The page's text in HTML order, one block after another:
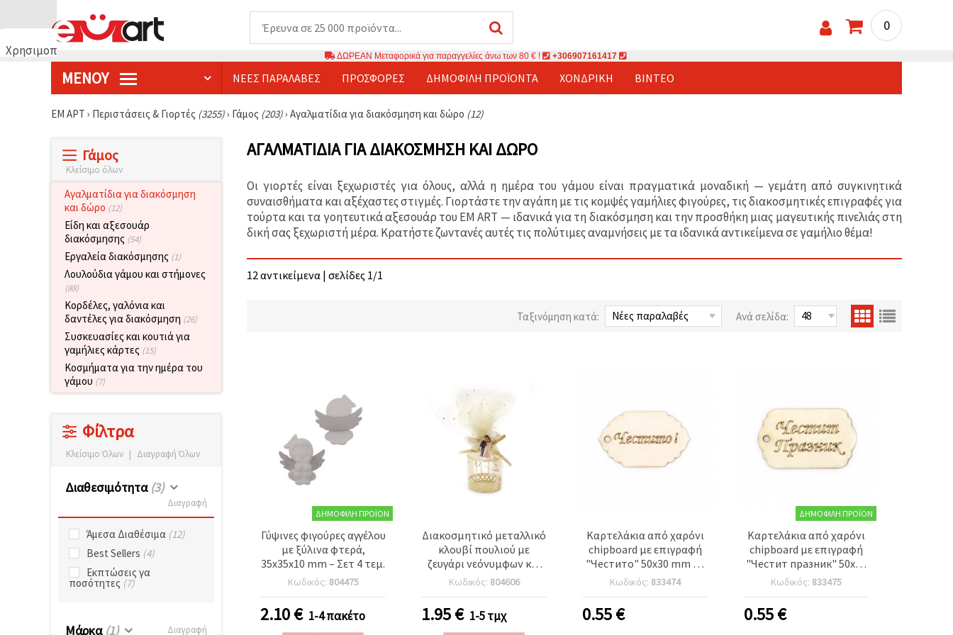
Χρησιμοποιούμε
Χρησιμοποιούμε
διασφαλίσουμε
επισκεψιμότητα
διαφημίσεις,
χρησιμοποιήσετε
0
ΔΩΡΕΑΝ Μεταφορικά για παραγγελίες άνω των 80 € ! +306907161417
ΜΕΝΟΎ ΝΈΕΣ ΠΑΡΑΛΑΒΈΣ ΠΡΟΣΦΟΡΈΣ ΔΗΜΟΦΙΛΉ ΠΡΟΪΌΝΤΑ ΧΟΝΔΡΙΚΉ ΒΊΝΤΕΟ
ΕΜ ΑΡΤ › Περιστάσεις & Γιορτές (3255)› Γάμος (203)› Αγαλματίδια για διακόσμηση και δώρο (12)
Γάμος
Κλείσιμο όλων
Αγαλματίδια για διακόσμηση
και δώρο (12)
Είδη και αξεσουάρ
διακόσμησης (54)
Εργαλεία διακόσμησης (1)
Λουλούδια γάμου και στήμονες
(88)
Κορδέλες, γαλόνια και
δαντέλες για διακόσμηση (26)
Συσκευασίες και κουτιά για
γαμήλιες κάρτες (15)
Κοσμήματα για την ημέρα του
γάμου (7)
Φίλτρα
Κλείσιμο Όλων | Διαγραφή Όλων
Διαθεσιμότητα (3)
Διαγραφή
Άμεσα Διαθέσιμα (12)
Best Sellers (4)
Εκπτώσεις γα
ποσότητες (7)
Μάρκα (1) Διαγραφή
ΑΓΑΛΜΑΤΊΔΙΑ ΓΙΑ ΔΙΑΚΌΣΜΗΣΗ ΚΑΙ ΔΏΡΟ
Οι γιορτές είναι ξεχωριστές για όλους, αλλά η ημέρα του γάμου είναι πραγματικά μοναδική — γεμάτη από συγκινητικά
συναισθήματα και αξέχαστες στιγμές. Γιορτάστε την αγάπη με τις κομψές γαμήλιες φιγούρες, τις διακοσμητικές επιγραφές για
τούρτα και τα γοητευτικά αξεσουάρ του EM ART — ιδανικά για τη διακόσμηση και την προσθήκη μιας μαγευτικής πινελιάς στη
δική σας ξεχωριστή μέρα. Κρατήστε ζωντανές αυτές τις πολύτιμες αναμνήσεις με τα ιδανικά αντικείμενα σε γαμήλιο θέμα!
12 αντικείμενα | σελίδες 1/1
Ταξινόμηση κατά: Ανά σελίδα:
ΔΗΜΟΦΙΛΉ ΠΡΟΪΌΝ
Γύψινες φιγούρες αγγέλου
με ξύλινα φτερά,
35x35x10 mm – Σετ 4 τεμ.
Κωδικός: 804475
2.10€ 1-4 πακέτο
Διακοσμητικό μεταλλικό
κλουβί πουλιού με
ζευγάρι νεόνυμφων και
οργάντζα, χρυσό χρώμα,
55x97 mm
Κωδικός: 804606
1.95€ 1-5 τμχ
Καρτελάκια από χαρόνι
chipboard με επιγραφή
"Честито" 50x30 mm - 4
τεμάχια
Κωδικός: 833474
0.55€
ΔΗΜΟΦΙΛΉ ΠΡΟΪΌΝ
Καρτελάκια από χαρόνι
chipboard με επιγραφή
"Честит празник" 50x30
mm - 4 τεμάχια
Κωδικός: 833475
0.55€